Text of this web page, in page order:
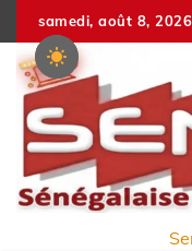
to
content
samedi, août 8, 2026